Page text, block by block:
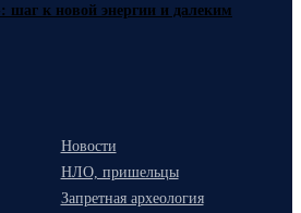
шаг к новой энергии и далеким
Новости
НЛО, пришельцы
Запретная археология